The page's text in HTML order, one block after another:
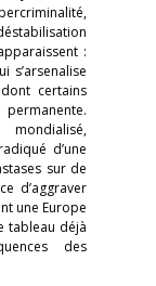
:
s’arsenalise
certains
d’une
sur de
d’aggraver
une Europe
tableau déjà
des